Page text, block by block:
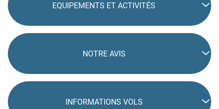
EQUIPEMENTS ET ACTIVITÉS
NOTRE AVIS
INFORMATIONS VOLS